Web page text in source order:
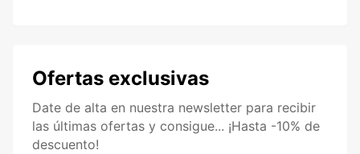
Ofertas exclusivas
Date de alta en nuestra newsletter para recibir
las últimas ofertas y consigue... ¡Hasta -10% de
descuento!